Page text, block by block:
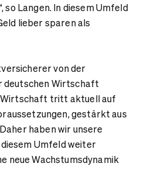
so Langen. In diesem Umfeld
lieber sparen als
von der
deutschen Wirtschaft
Wirtschaft tritt aktuell auf
gestärkt aus
haben wir unsere
Umfeld weiter
neue Wachstumsdynamik